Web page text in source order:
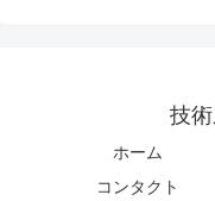
技
ホーム
コンタクト